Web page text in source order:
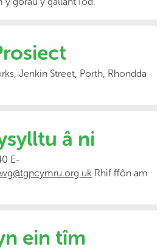
Jenkin Street, Porth, Rhondda
â ni
E-
Rhif ffôn am
ein tîm